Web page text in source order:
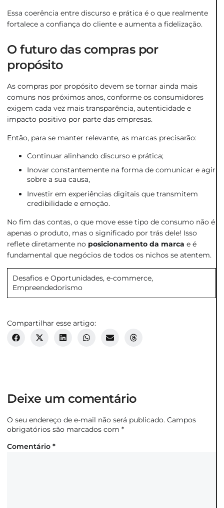
Essa coerência entre discurso e prática é o que realmente
fortalece a confiança do cliente e aumenta a fidelização.
O futuro das compras por
propósito
As compras por propósito devem se tornar ainda mais
comuns nos próximos anos, conforme os consumidores
exigem cada vez mais transparência, autenticidade e
impacto positivo por parte das empresas.
Então, para se manter relevante, as marcas precisarão:
Continuar alinhando discurso e prática;
Inovar constantemente na forma de comunicar e agir
sobre a sua causa,
Investir em experiências digitais que transmitem
credibilidade e emoção.
No fim das contas, o que move esse tipo de consumo não é
apenas o produto, mas o significado por trás dele! Isso
reflete diretamente no posicionamento da marca e é
fundamental que negócios de todos os nichos se atentem.
Desafios e Oportunidades, e-commerce,
Empreendedorismo
Compartilhar esse artigo:
Deixe um comentário
O seu endereço de e-mail não será publicado. Campos
obrigatórios são marcados com *
Comentário *